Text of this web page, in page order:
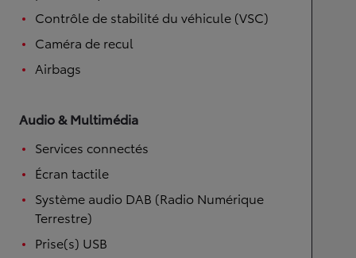
Contrôle de stabilité du véhicule (VSC)
Caméra de recul
Airbags
Audio & Multimédia
Services connectés
Écran tactile
Système audio DAB (Radio Numérique
Terrestre)
Prise(s) USB